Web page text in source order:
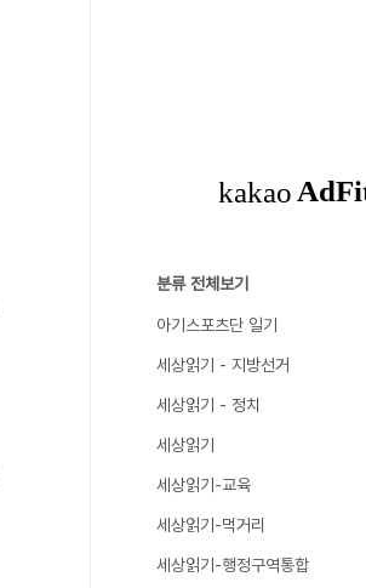
분류 전체보기
아기스포츠단 일기
세상읽기 - 지방선거
세상읽기 - 정치
세상읽기
세상읽기-교육
세상읽기-먹거리
세상읽기-행정구역통합